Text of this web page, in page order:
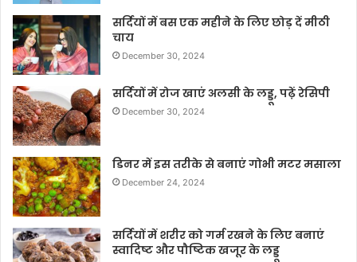
सर्दियों में बस एक महीने के लिए छोड़ दें मीठी
चाय
December 30, 2024
सर्दियों में रोज खाएं अलसी के लड्डू, पढ़ें रेसिपी
December 30, 2024
डिनर में इस तरीके से बनाएं गोभी मटर मसाला
December 24, 2024
सर्दियों में शरीर को गर्म रखने के लिए बनाएं
स्वादिष्ट और पौष्टिक खजूर के लड्डू